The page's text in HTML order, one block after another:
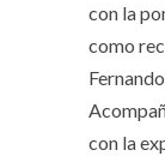
con la
como
con la